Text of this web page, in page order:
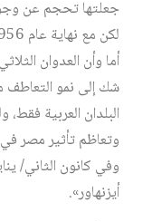
جعلتها تحجم عن
شك إلى نمو التعاطف
البلدان العربية
وتعاظم تأثير مصر
أيزنهاور».